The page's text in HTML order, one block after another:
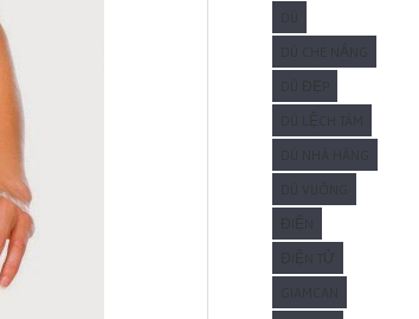
DÙ ĐẸP
DÙ LỆCH TÂM
DÙ NHÀ HÀNG
ĐIỆN
ĐIỆN TỬ
GIAMCAN